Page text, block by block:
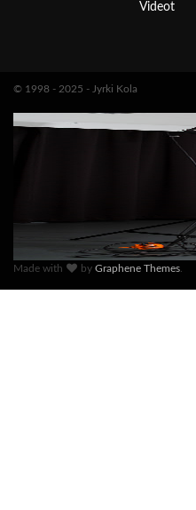
Videot
© 1998 - 2025 - Jyrki Kola
Made with byGraphene Themes